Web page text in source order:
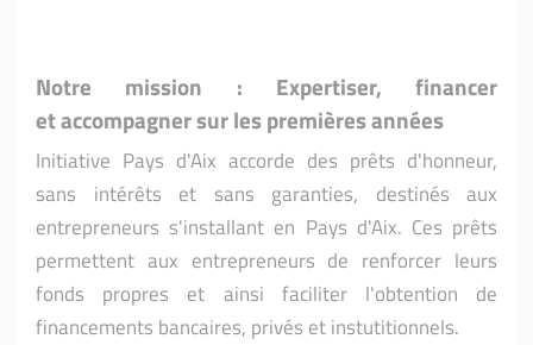
Notre mission : Expertiser, financer
et accompagner sur les premières années
Initiative Pays d'Aix accorde des prêts d'honneur,
sans intérêts et sans garanties, destinés aux
entrepreneurs s'installant en Pays d'Aix. Ces prêts
permettent aux entrepreneurs de renforcer leurs
fonds propres et ainsi faciliter l'obtention de
financements bancaires, privés et instutitionnels.